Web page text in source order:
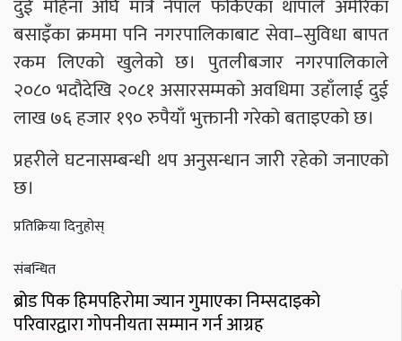
दुई महिना अघि मात्रै नेपाल फर्किएका थापाले अमेरिका
बसाइँका क्रममा पनि नगरपालिकाबाट सेवा–सुविधा बापत
रकम लिएको खुलेको छ। पुतलीबजार नगरपालिकाले
२०८० भदौदेखि २०८१ असारसम्मको अवधिमा उहाँलाई दुई
लाख ७६ हजार १९० रुपैयाँ भुक्तानी गरेको बताइएको छ।
प्रहरीले घटनासम्बन्धी थप अनुसन्धान जारी रहेको जनाएको
छ।
प्रतिक्रिया दिनुहोस्
संबन्धित
ब्रोड पिक हिमपहिरोमा ज्यान गुमाएका निम्सदाइको
परिवारद्वारा गोपनीयता सम्मान गर्न आग्रह